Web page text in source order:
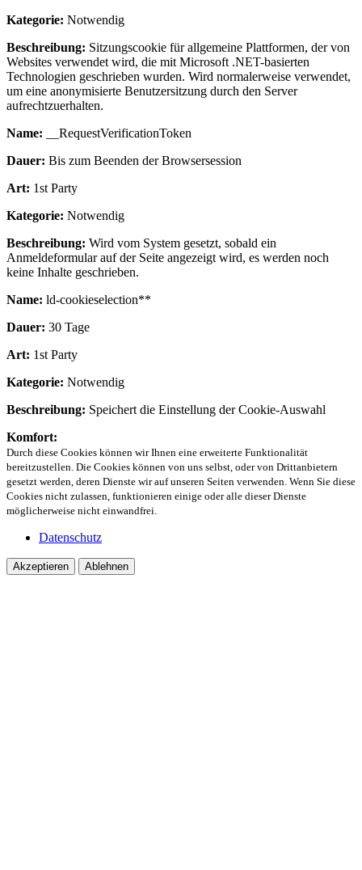
Kategorie: Notwendig
Beschreibung: Sitzungscookie für allgemeine Plattformen, der von
Websites verwendet wird, die mit Microsoft .NET-basierten
Technologien geschrieben wurden. Wird normalerweise verwendet,
um eine anonymisierte Benutzersitzung durch den Server
aufrechtzuerhalten.
Name: __RequestVerificationToken
Dauer: Bis zum Beenden der Browsersession
Art: 1st Party
Kategorie: Notwendig
Beschreibung: Wird vom System gesetzt, sobald ein
Anmeldeformular auf der Seite angezeigt wird, es werden noch
keine Inhalte geschrieben.
Name: ld-cookieselection**
Dauer: 30 Tage
Art: 1st Party
Kategorie: Notwendig
Beschreibung: Speichert die Einstellung der Cookie-Auswahl
Komfort:
Durch diese Cookies können wir Ihnen eine erweiterte Funktionalität
bereitzustellen. Die Cookies können von uns selbst, oder von Drittanbietern
gesetzt werden, deren Dienste wir auf unseren Seiten verwenden. Wenn Sie diese
Cookies nicht zulassen, funktionieren einige oder alle dieser Dienste
möglicherweise nicht einwandfrei.
Datenschutz
Akzeptieren Ablehnen